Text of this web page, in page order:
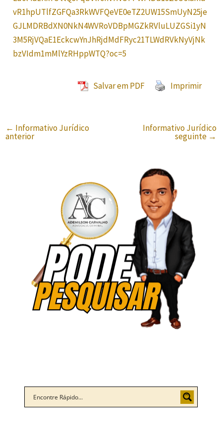
vR1hpUTlfZGFQa3RkWVFQeVE0eTZ2UW15SmUyN25je
GJLMDRBdXN0NkN4WVRoVDBpMGZkRVluLUZGSi1yN
3M5RjVQaE1EckcwYnJhRjdMdFRyc21TLWdRVkNyVjNk
bzVIdm1mMlYzRHppWTQ?oc=5
Salvar em PDF Imprimir
← Informativo Jurídico
anterior
Informativo Jurídico
seguinte →